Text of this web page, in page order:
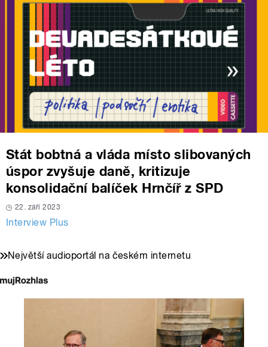
Stát bobtná a vláda místo slibovaných
úspor zvyšuje daně, kritizuje
konsolidační balíček Hrnčíř z SPD
22. září 2023
Interview Plus
Největší audioportál na českém internetu